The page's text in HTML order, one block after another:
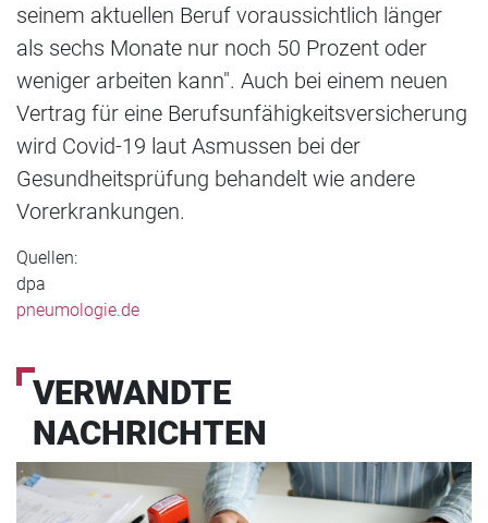
seinem aktuellen Beruf voraussichtlich länger
als sechs Monate nur noch 50 Prozent oder
weniger arbeiten kann". Auch bei einem neuen
Vertrag für eine Berufsunfähigkeitsversicherung
wird Covid-19 laut Asmussen bei der
Gesundheitsprüfung behandelt wie andere
Vorerkrankungen.
Quellen:
dpa
pneumologie.de
VERWANDTE
NACHRICHTEN